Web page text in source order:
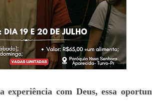
experiência com Deus, essa